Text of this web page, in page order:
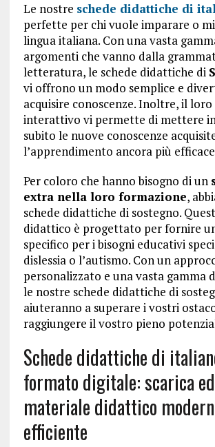
Le nostre schede didattiche di
perfette per chi vuole imparare o
lingua italiana. Con una vasta
argomenti che vanno dalla
letteratura, le schede didattiche di
vi offrono un modo semplice e
acquisire conoscenze. Inoltre, il
interattivo vi permette di mettere
subito le nuove conoscenze
l’apprendimento ancora più
Per coloro che hanno bisogno di un
extra nella loro formazione,
schede didattiche di sostegno.
didattico è progettato per fornire
specifico per i bisogni educativi
dislessia o l’autismo. Con un
personalizzato e una vasta gamma
le nostre schede didattiche di
aiuteranno a superare i vostri
raggiungere il vostro pieno
Schede didattiche di
formato digitale: scarica
materiale didattico
efficiente